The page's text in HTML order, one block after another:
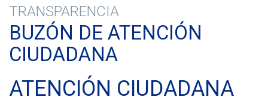
TRANSPARENCIA
BUZÓN DE ATENCIÓN
CIUDADANA
ATENCIÓN CIUDADANA